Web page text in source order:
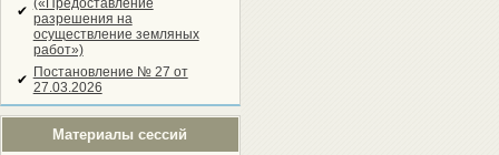
✔ («Предоставление
разрешения на
осуществление земляных
работ»)
✔ Постановление № 27 от
27.03.2026
Материалы сессий